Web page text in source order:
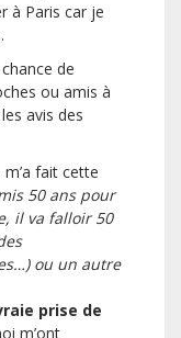
à Paris car je
de
ou amis à
avis des
fait cette
50 ans pour
il va falloir 50
ou un autre
prise de
m’ont